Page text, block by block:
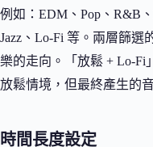
例如：EDM、Pop、R&B
Jazz、Lo-Fi 等。兩層篩選
樂的走向。「放鬆 + Lo-Fi
放鬆情境，但最終產生的
時間長度設定